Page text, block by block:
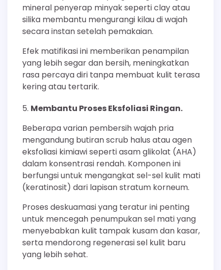
mineral penyerap minyak seperti clay atau
silika membantu mengurangi kilau di wajah
secara instan setelah pemakaian.
Efek matifikasi ini memberikan penampilan
yang lebih segar dan bersih, meningkatkan
rasa percaya diri tanpa membuat kulit terasa
kering atau tertarik.
Membantu Proses Eksfoliasi Ringan.
Beberapa varian pembersih wajah pria
mengandung butiran scrub halus atau agen
eksfoliasi kimiawi seperti asam glikolat (AHA)
dalam konsentrasi rendah. Komponen ini
berfungsi untuk mengangkat sel-sel kulit mati
(keratinosit) dari lapisan stratum korneum.
Proses deskuamasi yang teratur ini penting
untuk mencegah penumpukan sel mati yang
menyebabkan kulit tampak kusam dan kasar,
serta mendorong regenerasi sel kulit baru
yang lebih sehat.